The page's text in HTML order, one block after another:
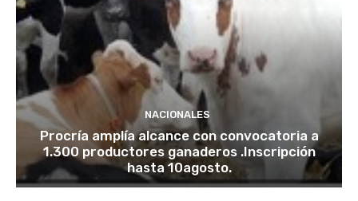
NACIONALES
Procría amplía alcance con convocatoria a
1.300 productores ganaderos .Inscripción
hasta 10agosto.